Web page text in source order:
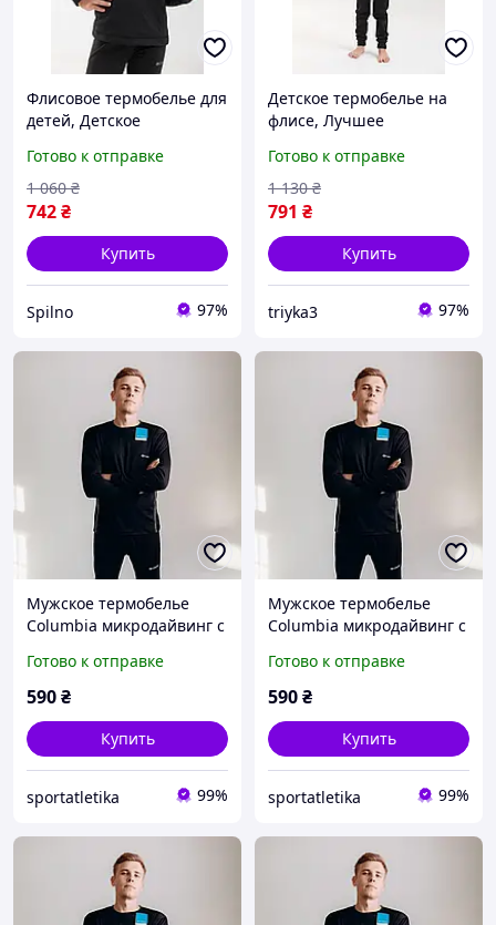
Флисовое термобелье для
детей, Детское
Готово к отправке
742₴
1 060 ₴
Купить
Spilno 97%
Детское термобелье на
флисе, Лучшее
Готово к отправке
791 ₴
1 130 ₴
Купить
triyka3 97%
Мужское термобелье
Columbia микродайвинг с
Черный
Готово к отправке
590₴
Купить
sportatletika 99%
Мужское термобелье
Columbia микродайвинг с
Черный
Готово к отправке
590₴
Купить
sportatletika 99%